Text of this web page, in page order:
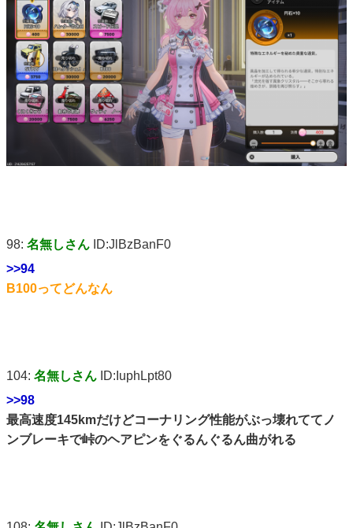
98: 名無しさん ID:JlBzBanF0
>>94
B100ってどんなん
104: 名無しさん ID:IuphLpt80
>>98
最高速度145kmだけどコーナリング性能がぶっ壊れててノ
ンブレーキで峠のヘアピンをぐるんぐるん曲がれる